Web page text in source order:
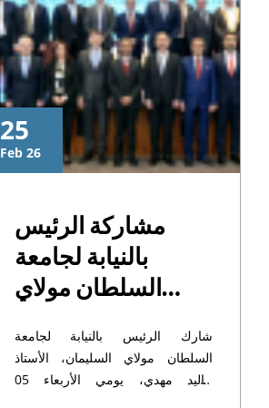
25
Feb 26
مشاركة الرئيس
بالنيابة لجامعة
السلطان مولاي
الأول لرؤساء
الجامعات العربية
شارك الرئيس بالنيابة لجامعة
السلطان مولاي السليمان، الأستاذ
خاليد مهدي، يومي الأربعاء 05